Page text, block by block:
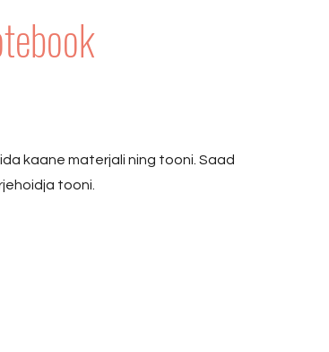
kaane materjali ning tooni. Saad
tooni.